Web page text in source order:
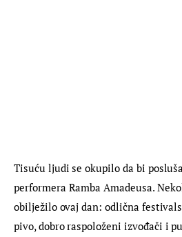
Tisuću ljudi se okupilo da bi
performera Ramba Amadeusa.
obilježilo ovaj dan: odlična
pivo, dobro raspoloženi izvođači i